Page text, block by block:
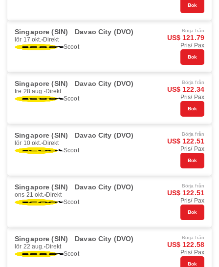
Bok
Singapore (SIN) Davao City (DVO)
lör 17 okt. Direkt
Scoot
Börja från
US$ 121.79
Pris/ Pax
Bok
Singapore (SIN) Davao City (DVO)
fre 28 aug. Direkt
Scoot
Börja från
US$ 122.34
Pris/ Pax
Bok
Singapore (SIN) Davao City (DVO)
lör 10 okt. Direkt
Scoot
Börja från
US$ 122.51
Pris/ Pax
Bok
Singapore (SIN) Davao City (DVO)
ons 21 okt. Direkt
Scoot
Börja från
US$ 122.51
Pris/ Pax
Bok
Singapore (SIN) Davao City (DVO)
lör 22 aug. Direkt
Scoot
Börja från
US$ 122.58
Pris/ Pax
Bok